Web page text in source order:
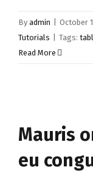
By admin October
Tutorials
Tags:
Read More
Mauris
eu